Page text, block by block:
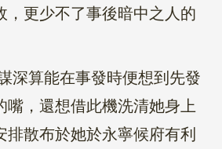
，更少不了事後暗中之人的
算能在事發時便想到先發
嘴，還想借此機洗清她身上
排散布於她於永寧候府有利